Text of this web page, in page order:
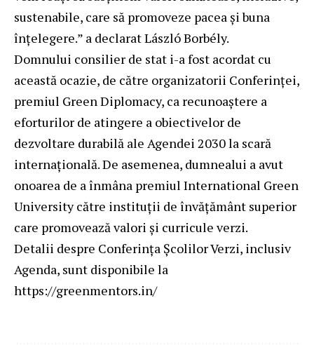
sustenabile, care să promoveze pacea și buna
înțelegere.” a declarat László Borbély.
Domnului consilier de stat i-a fost acordat cu
această ocazie, de către organizatorii Conferinței,
premiul Green Diplomacy, ca recunoaștere a
eforturilor de atingere a obiectivelor de
dezvoltare durabilă ale Agendei 2030 la scară
internațională. De asemenea, dumnealui a avut
onoarea de a înmâna premiul International Green
University către instituții de învățământ superior
care promovează valori şi curricule verzi.
Detalii despre Conferința Școlilor Verzi, inclusiv
Agenda, sunt disponibile la
https://greenmentors.in/